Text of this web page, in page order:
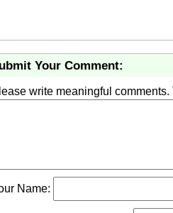
Your Comment:
write meaningful
Name: